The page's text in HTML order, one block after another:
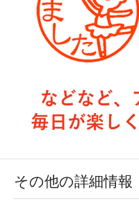
その他の詳細情報